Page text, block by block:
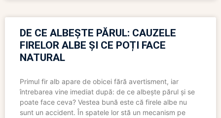
DE CE ALBEȘTE PĂRUL: CAUZELE
FIRELOR ALBE ȘI CE POȚI FACE
NATURAL
Primul fir alb apare de obicei fără avertisment, iar
întrebarea vine imediat după: de ce albește părul și se
poate face ceva? Vestea bună este că firele albe nu
sunt un accident. În spatele lor stă un mecanism pe